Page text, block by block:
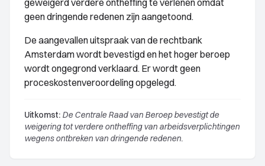
geweigerd verdere ontheffing te verlenen omdat
geen dringende redenen zijn aangetoond.
De aangevallen uitspraak van de rechtbank
Amsterdam wordt bevestigd en het hoger beroep
wordt ongegrond verklaard. Er wordt geen
proceskostenveroordeling opgelegd.
Uitkomst: De Centrale Raad van Beroep bevestigt de
weigering tot verdere ontheffing van arbeidsverplichtingen
wegens ontbreken van dringende redenen.